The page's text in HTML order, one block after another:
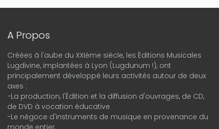
A Propos
Créées à l'aube du XXIème siècle, les Éditions Musicales
Lugdivine, implantées à Lyon (Lugdunum !), ont
principalement développé leurs activités autour de deux
axes :
-La production, l'Édition et la diffusion d'ouvrages, de CD,
de DVD à vocation éducative
-Le négoce d'instruments de musique en provenance du
monde entier.